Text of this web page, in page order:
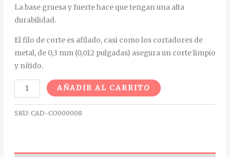
La base gruesa y fuerte hace que tengan una alta
durabilidad.
El filo de corte es afilado, casi como los cortadores de
metal, de 0,3 mm (0,012 pulgadas) asegura un corte limpio
y nítido.
AÑADIR AL CARRITO
SKU: CAD-CO000008